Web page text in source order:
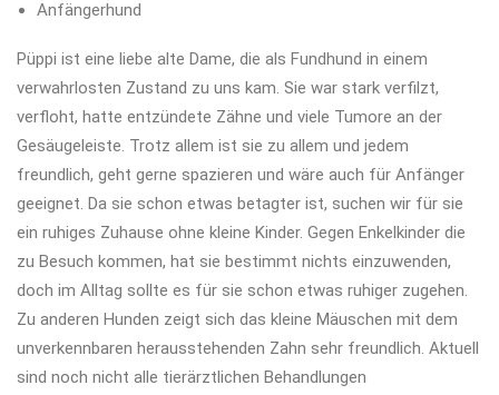
Anfängerhund
Püppi ist eine liebe alte Dame, die als Fundhund in einem
verwahrlosten Zustand zu uns kam. Sie war stark verfilzt,
verfloht, hatte entzündete Zähne und viele Tumore an der
Gesäugeleiste. Trotz allem ist sie zu allem und jedem
freundlich, geht gerne spazieren und wäre auch für Anfänger
geeignet. Da sie schon etwas betagter ist, suchen wir für sie
ein ruhiges Zuhause ohne kleine Kinder. Gegen Enkelkinder die
zu Besuch kommen, hat sie bestimmt nichts einzuwenden,
doch im Alltag sollte es für sie schon etwas ruhiger zugehen.
Zu anderen Hunden zeigt sich das kleine Mäuschen mit dem
unverkennbaren herausstehenden Zahn sehr freundlich. Aktuell
sind noch nicht alle tierärztlichen Behandlungen